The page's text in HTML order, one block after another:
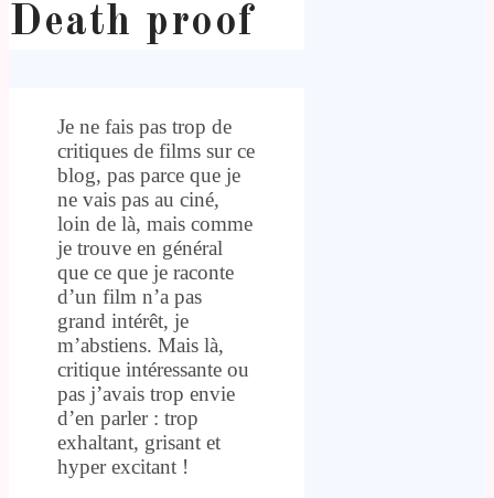
Death proof
Je ne fais pas trop de
critiques de films sur ce
blog, pas parce que je
ne vais pas au ciné,
loin de là, mais comme
je trouve en général
que ce que je raconte
d’un film n’a pas
grand intérêt, je
m’abstiens. Mais là,
critique intéressante ou
pas j’avais trop envie
d’en parler : trop
exhaltant, grisant et
hyper excitant !